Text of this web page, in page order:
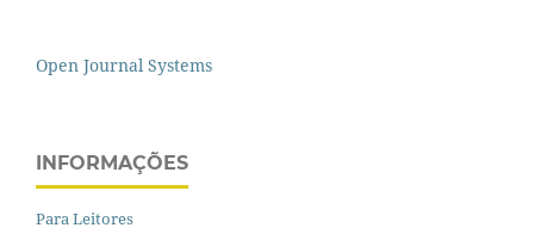
Open Journal Systems
INFORMAÇÕES
Para Leitores